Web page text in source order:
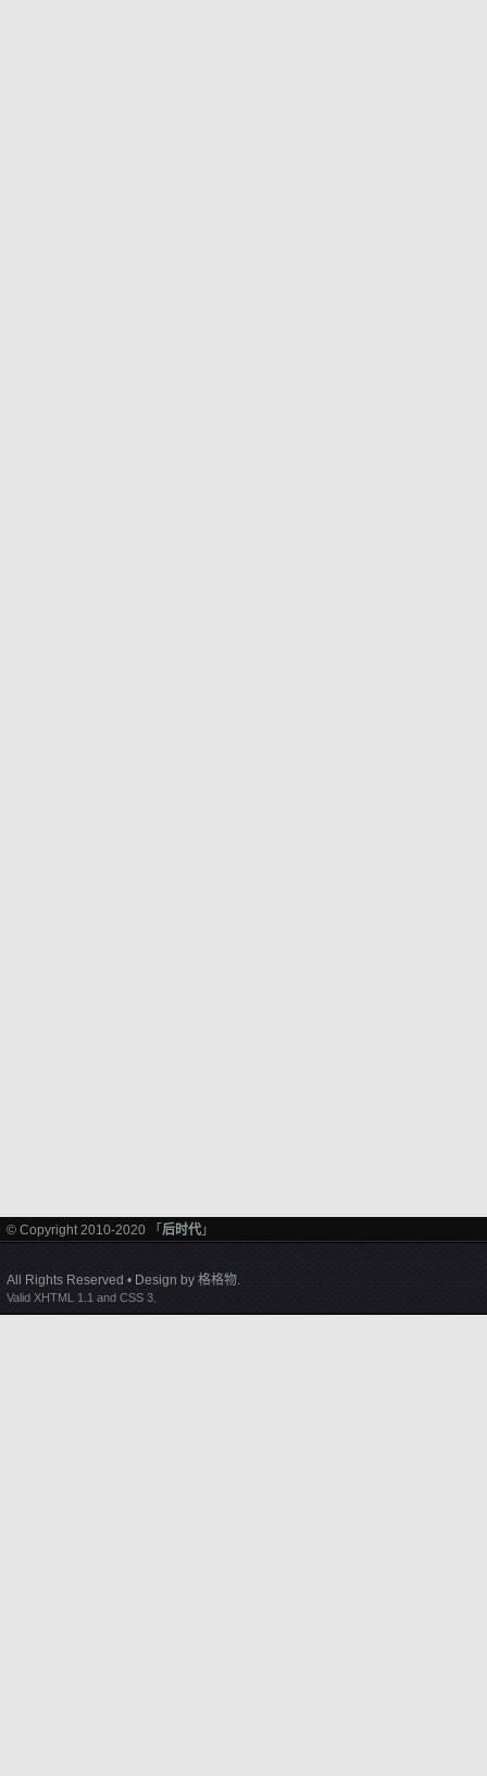
© Copyright 2010-2020 「 后时代 」
All Rights Reserved • Design by 格格物.
Valid XHTML 1.1 and CSS 3.